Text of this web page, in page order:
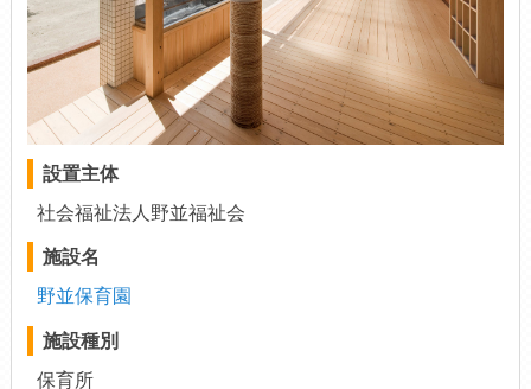
設置主体
社会福祉法人野並福祉会
施設名
野並保育園
施設種別
保育所